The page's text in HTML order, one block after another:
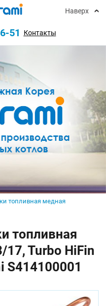
топливная медная
топливная
Turbo HiFin
S414100001
Наверх
51 Контакты